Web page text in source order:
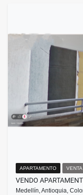
APARTAMENTO VENTA
VENDO
Medellín, Antioquia,